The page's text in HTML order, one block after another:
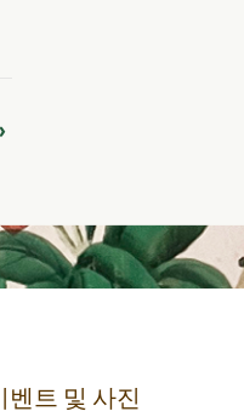
벤트 및 사진